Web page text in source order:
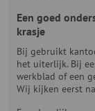
Een goed
krasje
Bij gebruikt
het uiterlijk. Bij
werkblad of een
Wij kijken eerst